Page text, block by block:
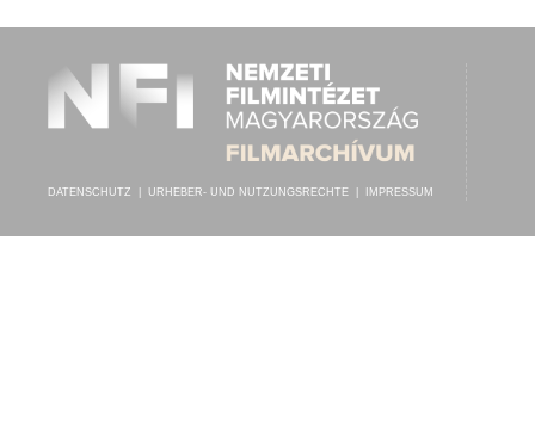
DATENSCHUTZ URHEBER- UND NUTZUNGSRECHTE IMPRESSUM